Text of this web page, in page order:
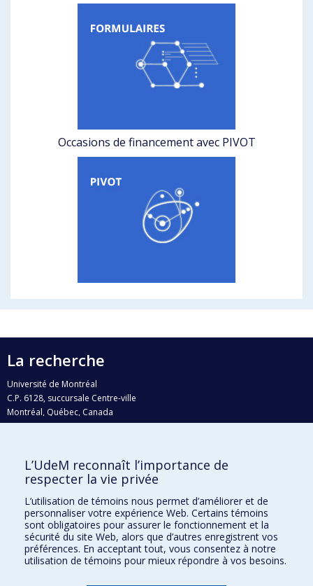
Occasions de financement avec PIVOT
La recherche
Université de Montréal
C.P. 6128, succursale Centre-ville
Montréal, Québec, Canada
H3C 3J7
Qui fait quoi?
Nous trouver
Plan du site
Accessibilité
L’UdeM reconnaît l’importance de
respecter la vie privée
L’utilisation de témoins nous permet d’améliorer et de
personnaliser votre expérience Web. Certains témoins
sont obligatoires pour assurer le fonctionnement et la
sécurité du site Web, alors que d’autres enregistrent vos
préférences. En acceptant tout, vous consentez à notre
utilisation de témoins pour mieux répondre à vos besoins.